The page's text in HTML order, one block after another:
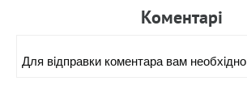
Коментарi
Для вiдправки коментара вам необхiдно